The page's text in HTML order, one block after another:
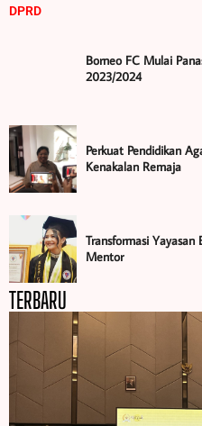
Borneo FC Mulai
2023/2024
Perkuat Pendidikan
Kenakalan Remaja
Transformasi Yayasan
Mentor
TERBARU